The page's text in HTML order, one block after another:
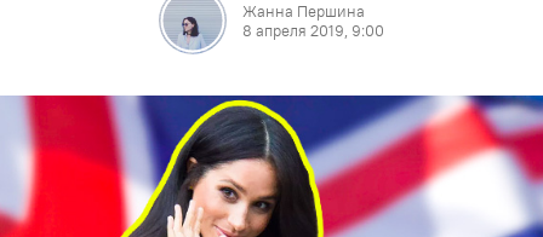
Жанна Першина
8 апреля 2019, 9:00